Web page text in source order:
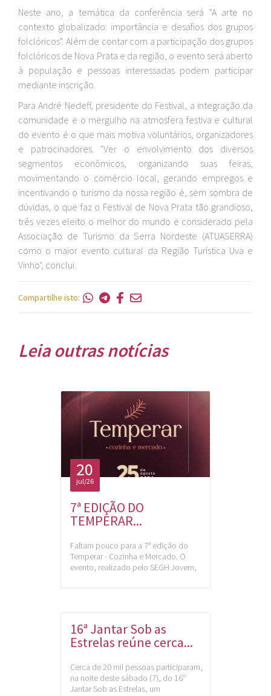
Neste ano, a temática da conferência será "A arte no
contexto globalizado: importância e desafios dos grupos
folclóricos". Além de contar com a participação dos grupos
folclóricos de Nova Prata e da região, o evento será aberto
à população e pessoas interessadas podem participar
mediante inscrição.
Para André Nedeff, presidente do Festival, a integração da
comunidade e o mergulho na atmosfera festiva e cultural
do evento é o que mais motiva voluntários, organizadores
e patrocinadores. "Ver o envolvimento dos diversos
segmentos econômicos, organizando suas feiras,
movimentando o comércio local, gerando empregos e
incentivando o turismo da nossa região é, sem sombra de
dúvidas, o que faz o Festival de Nova Prata tão grandioso,
três vezes eleito o melhor do mundo e considerado pela
Associação de Turismo da Serra Nordeste (ATUASERRA)
como o maior evento cultural da Região Turística Uva e
Vinho", conclui.
Compartilhe isto:
Leia outras notícias
20
jul/26
7ª EDIÇÃO DO
TEMPERAR...
Faltam pouco para a 7ª edição do
Temperar - Cozinha e Mercado. O
evento, realizado pelo SEGH Jovem,
16ª Jantar Sob as
Estrelas reúne cerca...
Cerca de 20 mil pessoas participaram,
na noite deste sábado (7), do 16º
Jantar Sob as Estrelas, um